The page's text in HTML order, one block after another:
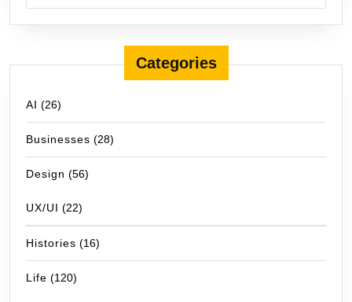
Categories
AI (26)
Businesses (28)
Design (56)
UX/UI (22)
Histories (16)
Life (120)